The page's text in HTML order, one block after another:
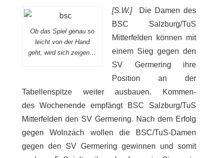
Ob das Spiel genau so
leicht von der Hand
geht, wird sich zeigen…
[S.W.]Die Damen des
BSC Salzburg/TuS
Mitterfelden können mit
einem Sieg gegen den
SV Germering ihre
Position an der
Tabellenspitze weiter ausbauen. Kommen-
des Wochenende empfängt BSC Salzburg/TuS
Mitterfelden den SV Germering. Nach dem Erfolg
gegen Wolnzach wollen die BSC/TuS-Damen
gegen den SV Germering gewinnen und somit